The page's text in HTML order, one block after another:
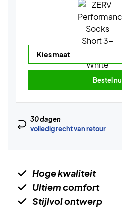
Bestel nu
30 dagen
volledig recht van retour
Hoge kwaliteit
Ultiem comfort
Stijlvol ontwerp